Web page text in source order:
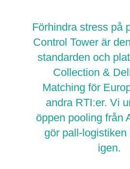
Förhindra stress på
Control Tower är
standarden och
Collection &
Matching för
andra RTI:er. Vi
öppen pooling från
gör pall-logistiken
igen.